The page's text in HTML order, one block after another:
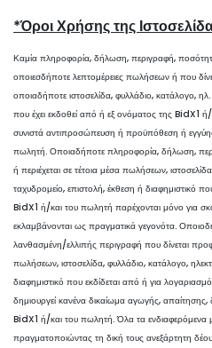
*Όροι Χρήσης της
Καμία πληροφορία, δήλωση, περιγραφή,
οποιεσδήποτε λεπτομέρειες πωλήσεων ή που
οποιαδήποτε ιστοσελίδα, φυλλάδιο, κατάλογο,
που έχει εκδοθεί από ή εξ ονόματος της BidX1
συνιστά αντιπροσώπευση ή προϋπόθεση ή
πωλητή. Οποιαδήποτε πληροφορία, δήλωση,
ή περιέχεται σε τέτοια μέσα πωλήσεων,
ταχυδρομείο, επιστολή, έκθεση ή διαφημιστικό
BidX1 ή/και του πωλητή παρέχονται μόνο για
εκλαμβάνονται ως πραγματικά γεγονότα.
λανθασμένη/ελλιπής περιγραφή που δίνεται
πωλήσεων, ιστοσελίδα, φυλλάδιο, κατάλογο,
διαφημιστικό που εκδίδεται από ή για
δημιουργεί κανένα δικαίωμα αγωγής,
BidX1 ή/και του πωλητή. Όλα τα ενδιαφερόμενα
πραγματοποιώντας τη δική τους ανεξάρτητη